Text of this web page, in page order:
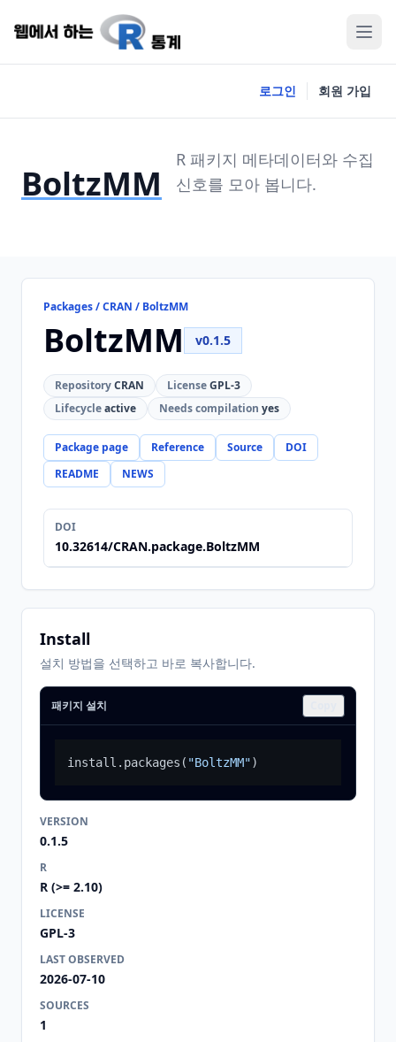
로그인 회원 가입
BoltzMM
R 패키지 메타데이터와 수집
신호를 모아 봅니다.
Packages / CRAN / BoltzMM
BoltzMM v0.1.5
RepositoryCRAN LicenseGPL-3
Lifecycleactive Needs compilation yes
Package page Reference Source
DOI
README
NEWS
DOI
10.32614/CRAN.package.BoltzMM
Install
설치 방법을 선택하고 바로 복사합니다.
패키지 설치
install.packages ( "BoltzMM")
VERSION
0.1.5
R
R (>= 2.10)
LICENSE
GPL-3
LAST OBSERVED
2026-07-10
SOURCES
1